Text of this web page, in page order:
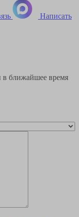
Написать
в ближайшее время